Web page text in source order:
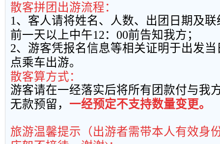
散客拼团出游流程：
1、客人请将姓名、人数、出团日期及
前一天以上中午12： 00前告知我方；
2、游客凭报名信息等相关证明于出发
点乘车出游。
散客算方式：
游客请在一经落实后将所有团款付与我
无款预留， 一经预定不支持数量变更。
旅游温馨提示（出游者需带本人有效身